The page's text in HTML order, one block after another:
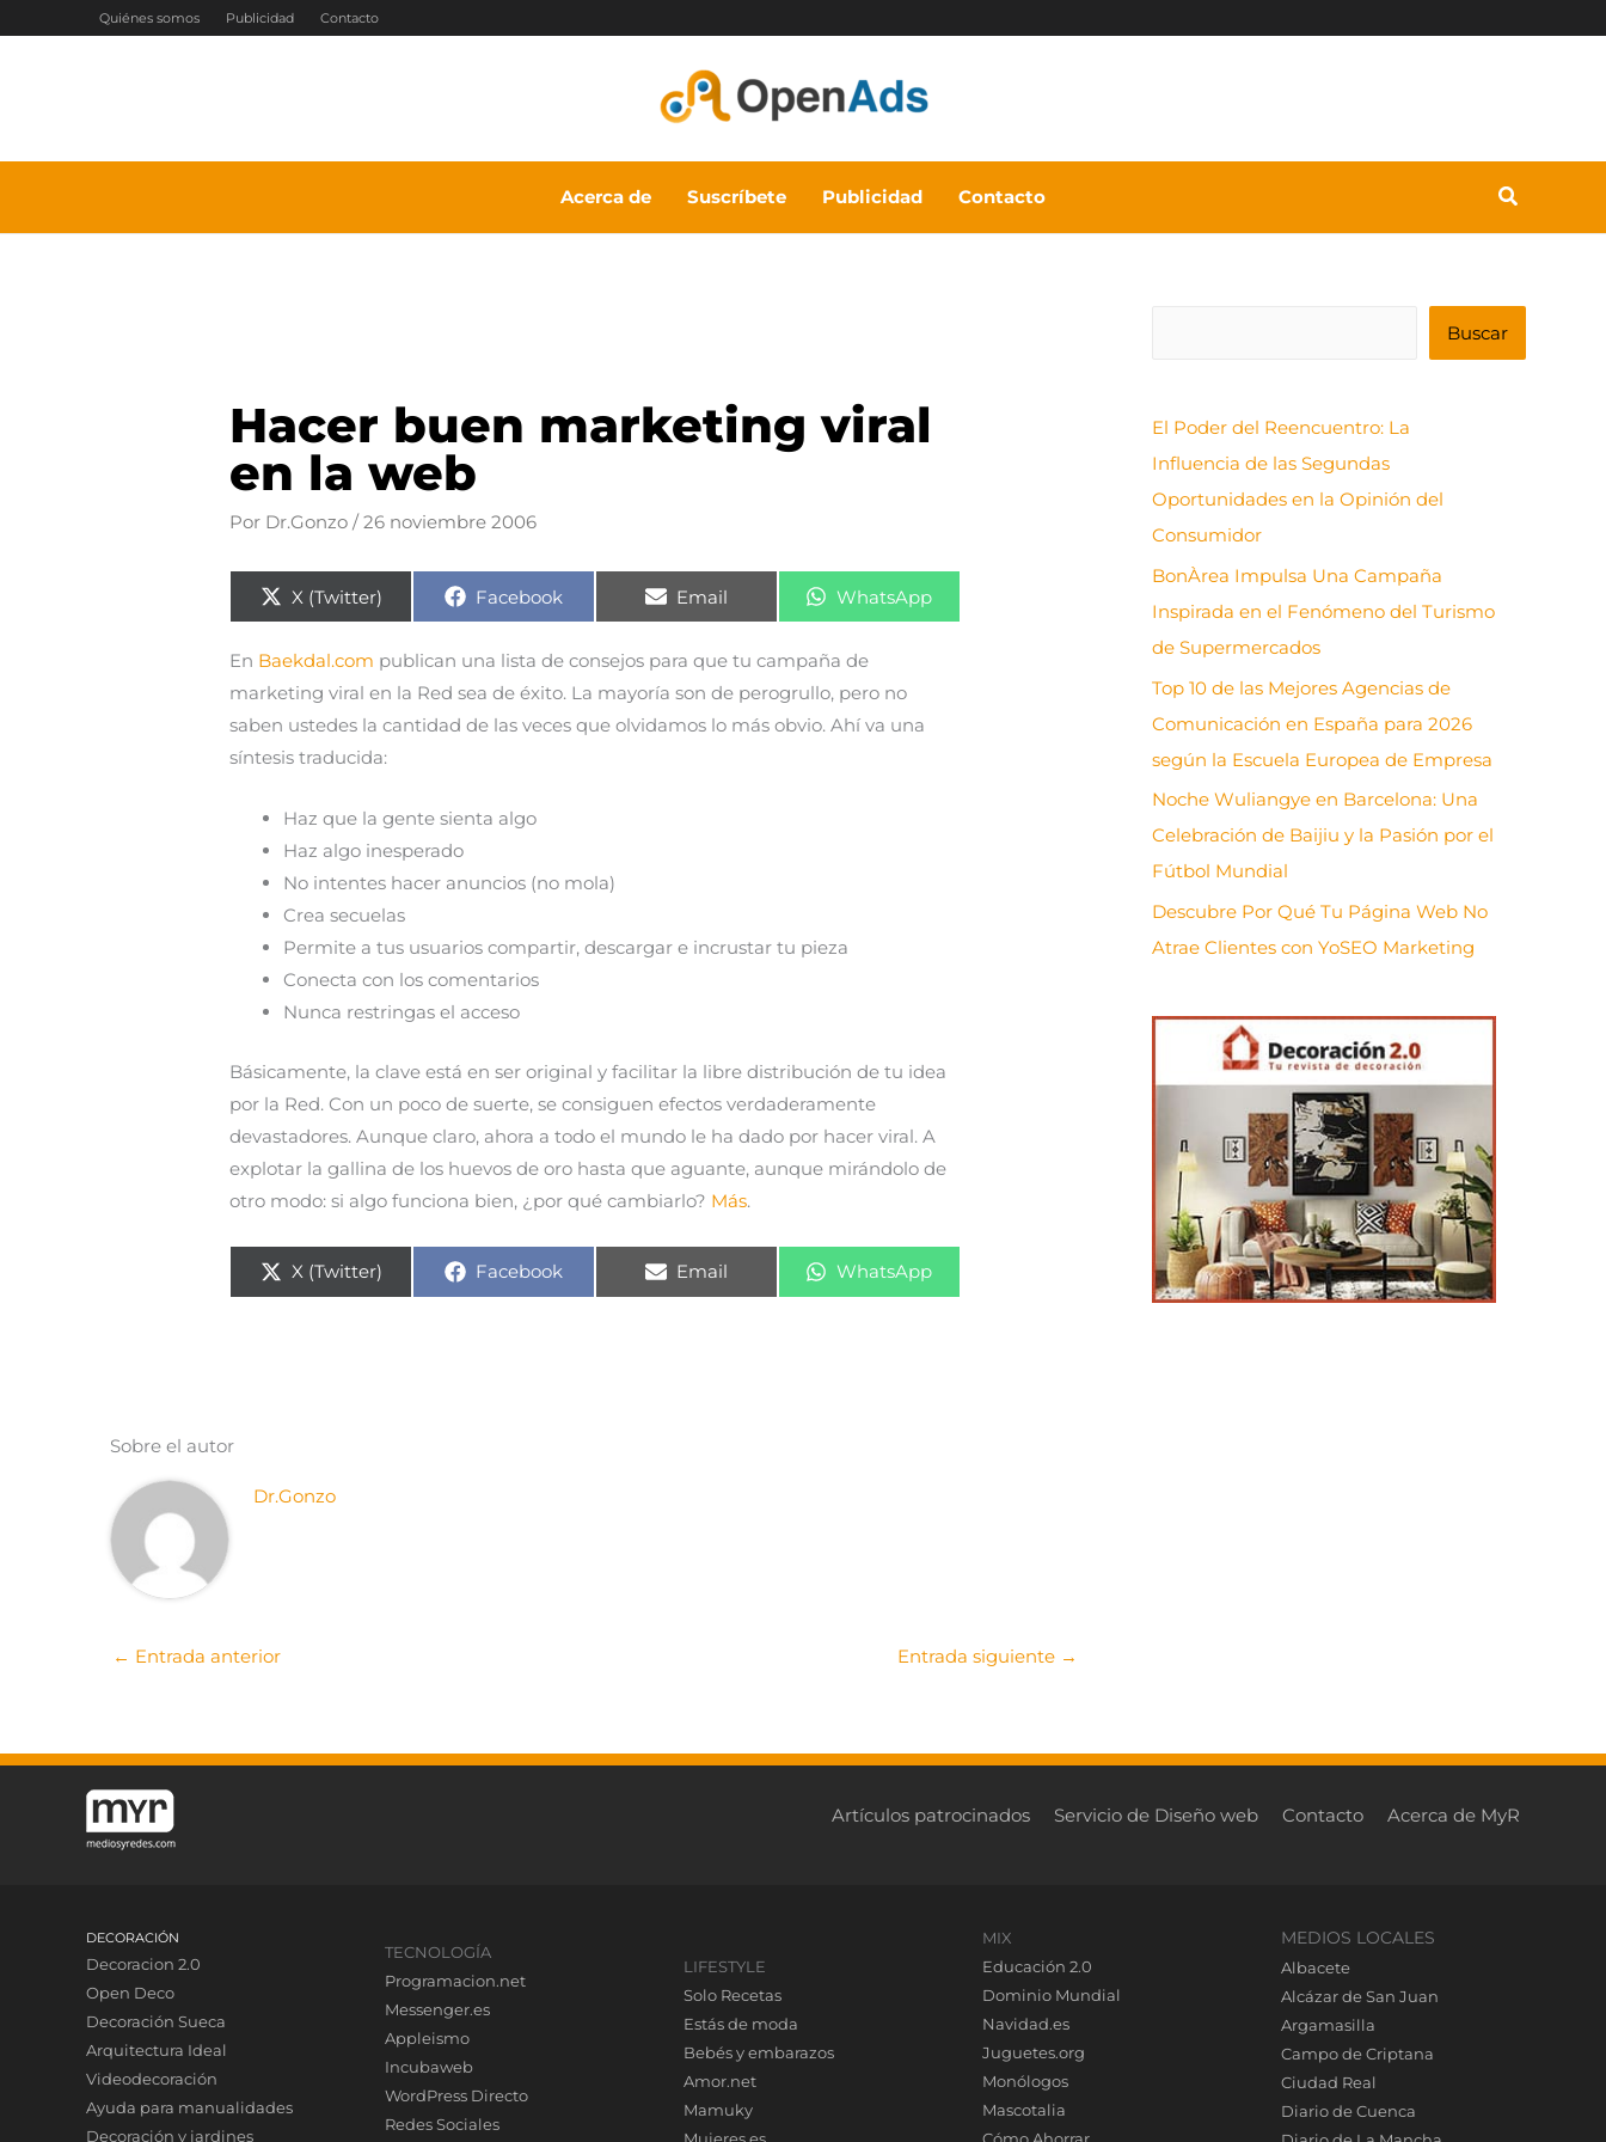
Quiénes somos Publicidad Contacto
Acerca de Suscríbete Publicidad Contacto
Hacer buen marketing viral
en la web
Por Dr.Gonzo/26 noviembre 2006
Compartir
en
X (Twitter) Compartir
Facebook Compartir
Email Compartir
WhatsApp
En Baekdal.com publican una lista de consejos para que tu campaña de
marketing viral en la Red sea de éxito. La mayoría son de perogrullo, pero no
saben ustedes la cantidad de las veces que olvidamos lo más obvio. Ahí va una
síntesis traducida:
Haz que la gente sienta algo
Haz algo inesperado
No intentes hacer anuncios (no mola)
Crea secuelas
Permite a tus usuarios compartir, descargar e incrustar tu pieza
Conecta con los comentarios
Nunca restringas el acceso
Básicamente, la clave está en ser original y facilitar la libre distribución de tu idea
por la Red. Con un poco de suerte, se consiguen efectos verdaderamente
devastadores. Aunque claro, ahora a todo el mundo le ha dado por hacer viral. A
explotar la gallina de los huevos de oro hasta que aguante, aunque mirándolo de
otro modo: si algo funciona bien, ¿por qué cambiarlo? Más.
Compartir
en
X (Twitter) Compartir
Facebook Compartir
Email Compartir
WhatsApp
Sobre el autor
Dr.Gonzo
← Entrada anterior Entrada siguiente →
c
a
r
Buscar
El Poder del Reencuentro: La
Influencia de las Segundas
Oportunidades en la Opinión del
Consumidor
BonÀrea Impulsa Una Campaña
Inspirada en el Fenómeno del Turismo
de Supermercados
Top 10 de las Mejores Agencias de
Comunicación en España para 2026
según la Escuela Europea de Empresa
Noche Wuliangye en Barcelona: Una
Celebración de Baijiu y la Pasión por el
Fútbol Mundial
Descubre Por Qué Tu Página Web No
Atrae Clientes con YoSEO Marketing
Artículos patrocinados Servicio de Diseño web Contacto Acerca de MyR
DECORACIÓN
Decoracion 2.0
Open Deco
Decoración Sueca
Arquitectura Ideal
Videodecoración
Ayuda para manualidades
Decoración y jardines
TECNOLOGÍA
Programacion.net
Messenger.es
Appleismo
Incubaweb
WordPress Directo
Redes Sociales
LIFESTYLE
Solo Recetas
Estás de moda
Bebés y embarazos
Amor.net
Mamuky
Mujeres.es
MIX
Educación 2.0
Dominio Mundial
Navidad.es
Juguetes.org
Monólogos
Mascotalia
Cómo Ahorrar
MEDIOS LOCALES
Albacete
Alcázar de San Juan
Argamasilla
Campo de Criptana
Ciudad Real
Diario de Cuenca